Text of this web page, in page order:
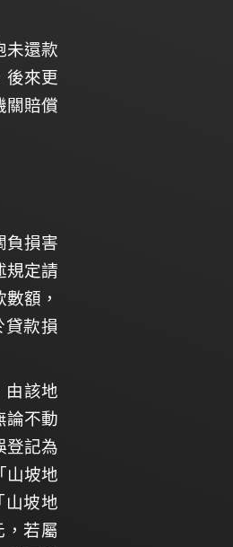
未還款
後來更
關賠償
負損害
規定請
額，
貸款損
由該地
論不動
登記為
山坡地
山坡地
，若屬